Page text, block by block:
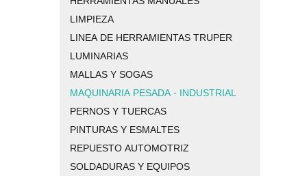
LIMPIEZA
LINEA DE HERRAMIENTAS TRUPER
LUMINARIAS
MALLAS Y SOGAS
MAQUINARIA PESADA - INDUSTRIAL
PERNOS Y TUERCAS
PINTURAS Y ESMALTES
REPUESTO AUTOMOTRIZ
SOLDADURAS Y EQUIPOS